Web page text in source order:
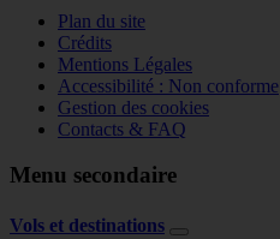
Plan du site
Crédits
Mentions Légales
Accessibilité : Non conforme
Gestion des cookies
Contacts & FAQ
Menu secondaire
Vols et destinations